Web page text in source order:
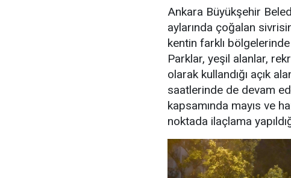
Ankara Büyükşehir
aylarında çoğalan
kentin farklı
Parklar, yeşil alanlar,
olarak kullandığı açık
saatlerinde de devam
kapsamında mayıs ve
noktada ilaçlama